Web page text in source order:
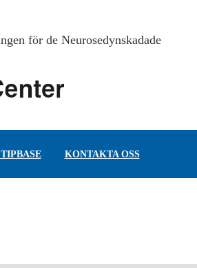
för de Neurosedynskadade
KONTAKTA OSS